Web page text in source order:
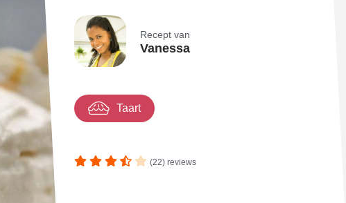
Recept van
Vanessa
Taart
(22) reviews